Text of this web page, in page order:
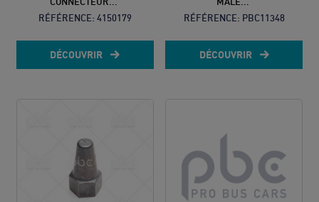
RÉFÉRENCE: 4150179
DÉCOUVRIR
RÉFÉRENCE: PBC11348
DÉCOUVRIR